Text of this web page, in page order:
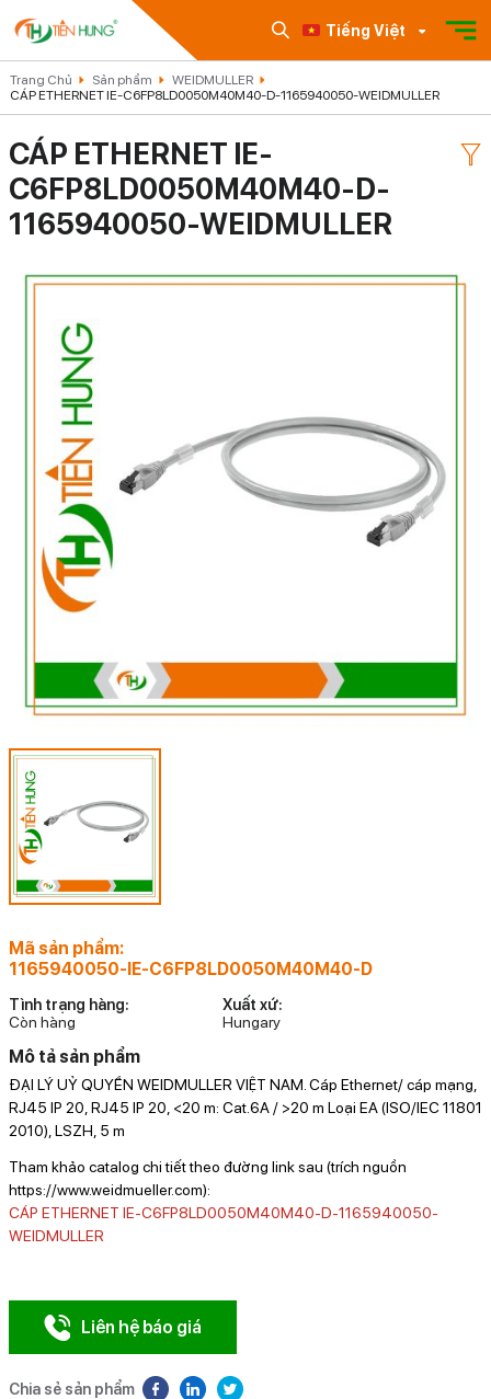
Tiếng Việt
Trang Chủ Sản phẩm
WEIDMULLER
CÁP ETHERNET IE-C6FP8LD0050M40M40-D-1165940050-WEIDMULLER
CÁP ETHERNET IE-
C6FP8LD0050M40M40-D-
1165940050-WEIDMULLER
Mã sản phẩm:
1165940050-IE-C6FP8LD0050M40M40-D
Tình trạng hàng:
Còn hàng
Xuất xứ:
Hungary
Mô tả sản phẩm
ĐẠI LÝ UỶ QUYỀN WEIDMULLER VIỆT NAM. Cáp Ethernet/ cáp mạng,
RJ45 IP 20, RJ45 IP 20, <20 m: Cat.6A / >20 m Loại EA (ISO/IEC 11801
2010), LSZH, 5 m
Tham khảo catalog chi tiết theo đường link sau (trích nguồn
https://www.weidmueller.com):
CÁP ETHERNET IE-C6FP8LD0050M40M40-D-1165940050-
WEIDMULLER
Liên hệ báo giá
Chia sẻ sản phẩm